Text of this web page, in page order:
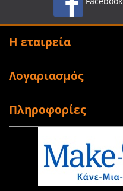
Η εταιρεία
Λογαριασμός
Πληροφορίες